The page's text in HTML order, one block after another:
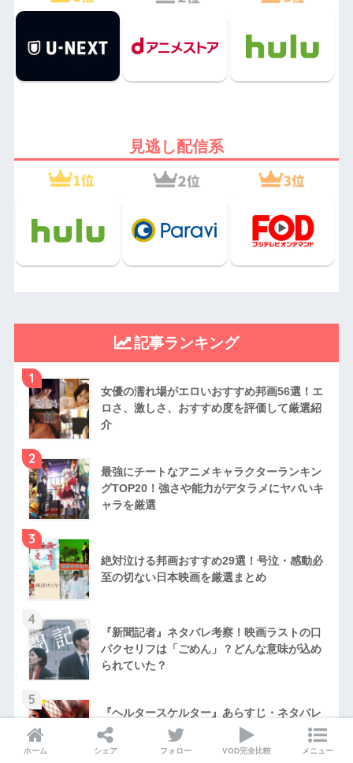
見逃し配信系
記事ランキング
1
女優の濡れ場がエロいおすすめ邦画56選！エ
ロさ、激しさ、おすすめ度を評価して厳選紹
介
2
最強にチートなアニメキャラクターランキン
グTOP20！強さや能力がデタラメにヤバいキ
ャラを厳選
3
絶対泣ける邦画おすすめ29選！号泣・感動必
至の切ない日本映画を厳選まとめ
4
『新聞記者』ネタバレ考察！映画ラストの口
パクセリフは「ごめん」？どんな意味が込め
られていた？
5
『ヘルタースケルター』あらすじ・ネタバレ
感想！沢尻エリカの体当たり演技も話題とな
った衝撃作
ホーム シェア フォロー VOD完全比較 メニュー